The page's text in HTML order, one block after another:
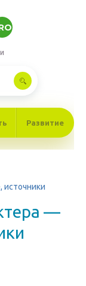
Развитие
источники
—